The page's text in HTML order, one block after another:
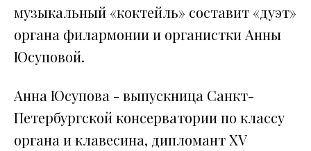
музыкальный «коктейль» составит «дуэт»
органа филармонии и органистки Анны
Юсуповой.
Анна Юсупова - выпускница Санкт-
Петербургской консерватории по классу
органа и клавесина, дипломант XV